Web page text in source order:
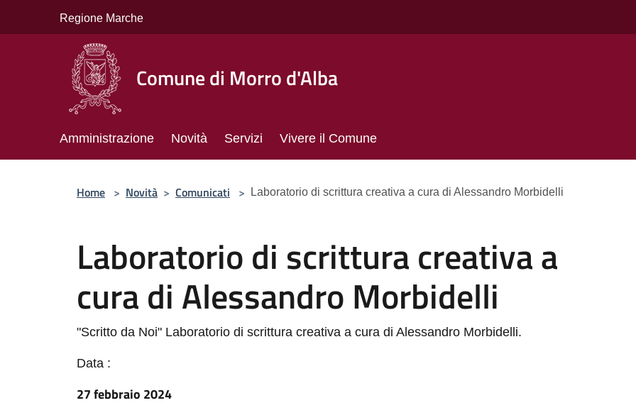
Regione Marche
Comune di Morro d'Alba
Amministrazione Novità Servizi Vivere il Comune
Home > Novità > Comunicati > Laboratorio di scrittura creativa a cura di Alessandro Morbidelli
Laboratorio di scrittura creativa a
cura di Alessandro Morbidelli
"Scritto da Noi" Laboratorio di scrittura creativa a cura di Alessandro Morbidelli.
Data :
27 febbraio 2024